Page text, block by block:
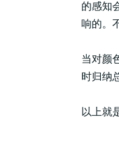
的感知
响的。
当对颜
时归纳
以上就